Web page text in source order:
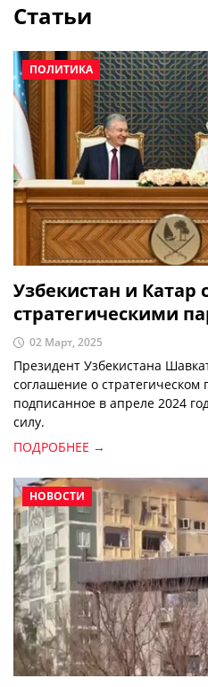
Статьи
ПОЛИТИКА
Узбекистан и Катар
стратегическими
02 Март, 2025
Президент Узбекистана
соглашение о стратегическом
подписанное в апреле 2024
силу.
ПОДРОБНЕЕ →
НОВОСТИ